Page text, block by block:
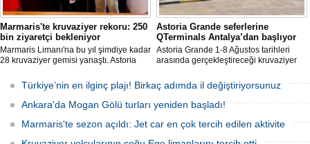
Marmaris'te kruvaziyer rekoru: 250
bin ziyaretçi bekleniyor
Marmaris Limanı'na bu yıl şimdiye kadar
28 kruvaziyer gemisi yanaştı. Astoria
sefer eklemesiyle birlikte sezon
sonunda 250 bin ziyaretçiye ulaşılması
hedefleniyor.
Astoria Grande seferlerine
QTerminals Antalya’dan başlıyor
Astoria Grande 1-8 Ağustos tarihleri
arasında gerçekleştireceği kruvaziyer
başlayacak. Şirket rotayı Rus denizcilik
makamlarının Doğu Karadeniz'in doğu
kesiminde seyrüsefer güvenliğine ilişkin
uyarısının ardından değiştirildi.
Türkiye’nin en ilginç plajı! Birkaç adımda il değiştiriyorsunuz
Ankara'da Mogan Gölü turları yeniden başladı!
Marmaris'te sezon açıldı: Jet car en çok tercih edilen aktivite